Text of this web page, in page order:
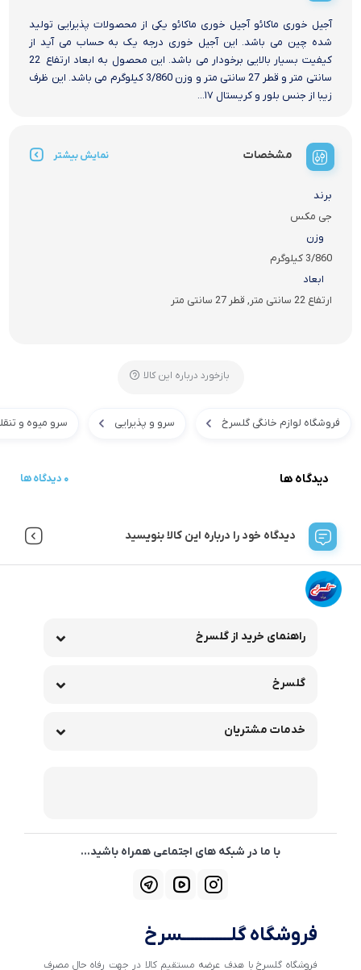
آجیل خوری ماکائو آجیل خوری ماکائو یکی از محصولات پذیرایی تولید
شده چین می باشد. این آجیل خوری درجه یک به حساب می آید از
کیفیت بسیار بالایی برخودار می باشد. این محصول به ابعاد ارتفاع 22
سانتی متر و قطر 27 سانتی متر و وزن 3/860 کیلوگرم می باشد. این ظرف
زیبا از جنس بلور و کریستال ۱۷...
مشخصات نمایش بیشتر
برند
جی مکس
وزن
3/860 کیلوگرم
ابعاد
ارتفاع 22 سانتی متر, قطر 27 سانتی متر
بازخورد درباره این کالا
فروشگاه لوازم خانگی گلسرخ سرو و پذیرایی سرو میوه و
دیدگاه ها 0 دیدگاه ها
دیدگاه خود را درباره این کالا بنویسید
راهنمای خرید از گلسرخ
گلسرخ
خدمات مشتریان
با ما در شبکه های اجتماعی همراه باشید...
فروشگاه گلــــــــــــسرخ
فروشگاه گلسرخ با هدف عرضه مستقیم کالا در جهت رفاه حال مصرف